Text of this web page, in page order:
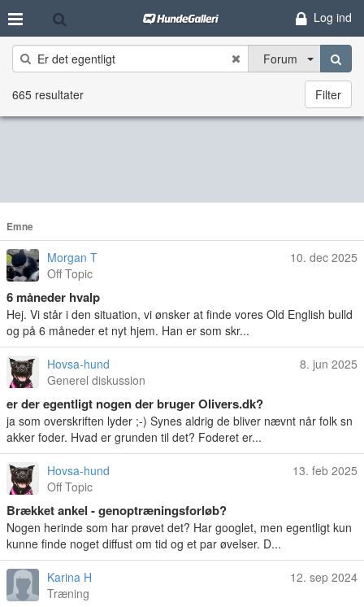
Log ind
Forum
665 resultater Filter
Emne
Morgan T
Off Topic
10. dec 2025
6 måneder hvalp
Hej. Vi står i den situation, vi ønsker at finde vores Old English bulld
og på 6 måneder et nyt hjem. Han er som skr...
Hovsa-hund
Generel diskussion
8. jun 2025
er der egentligt nogen der bruger Olivers.dk?
ja som overskriften lyder ;-) Synes aldrig de bliver nævnt når folk sn
akker foder. Hvad er grunden til det? Foderet er...
Hovsa-hund
Off Topic
13. feb 2025
Brækket ankel - genoptræningsforløb?
Nogen herinde som har prøvet det? Har googlet, men egentligt kun
kunne finde noget diffust om tid og et par øvelser. D...
Karina H
Træning
12. sep 2024